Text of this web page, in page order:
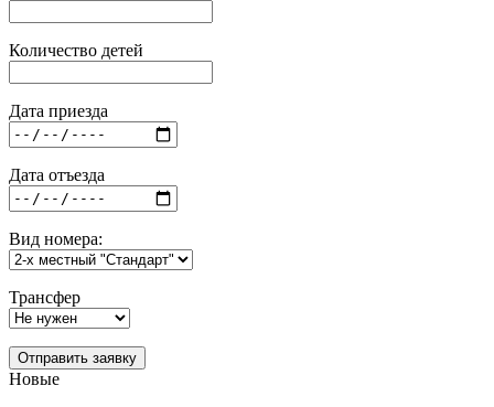
Количество детей
Дата приезда
Дата отъезда
Вид номера:
Трансфер
Отправить заявку
Новые